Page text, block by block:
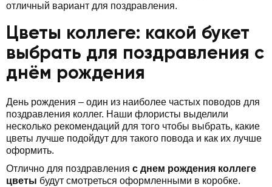
отличный вариант для поздравления.
Цветы коллеге: какой букет
выбрать для поздравления с
днём рождения
День рождения – один из наиболее частых поводов для
поздравления коллег. Наши флористы выделили
несколько рекомендаций для того чтобы выбрать, какие
цветы лучше подойдут для такого повода и как их лучше
оформить.
Отлично для поздравления с днем рождения коллеге
цветы будут смотреться оформленными в коробке.